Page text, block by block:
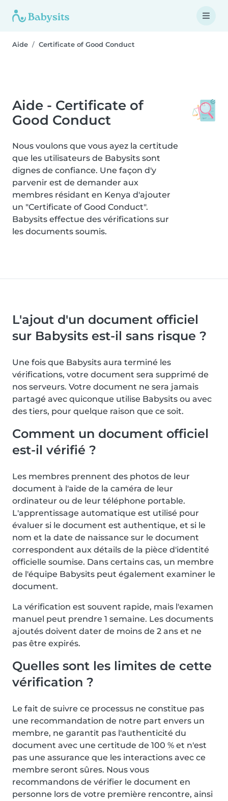
Aide Certificate of Good Conduct
Aide - Certificate of
Good Conduct
Nous voulons que vous ayez la certitude
que les utilisateurs de Babysits sont
dignes de confiance. Une façon d'y
parvenir est de demander aux
membres résidant en Kenya d'ajouter
un "Certificate of Good Conduct".
Babysits effectue des vérifications sur
les documents soumis.
L'ajout d'un document officiel
sur Babysits est-il sans risque ?
Une fois que Babysits aura terminé les
vérifications, votre document sera supprimé de
nos serveurs. Votre document ne sera jamais
partagé avec quiconque utilise Babysits ou avec
des tiers, pour quelque raison que ce soit.
Comment un document officiel
est-il vérifié ?
Les membres prennent des photos de leur
document à l'aide de la caméra de leur
ordinateur ou de leur téléphone portable.
L'apprentissage automatique est utilisé pour
évaluer si le document est authentique, et si le
nom et la date de naissance sur le document
correspondent aux détails de la pièce d'identité
officielle soumise. Dans certains cas, un membre
de l'équipe Babysits peut également examiner le
document.
La vérification est souvent rapide, mais l'examen
manuel peut prendre 1 semaine. Les documents
ajoutés doivent dater de moins de 2 ans et ne
pas être expirés.
Quelles sont les limites de cette
vérification ?
Le fait de suivre ce processus ne constitue pas
une recommandation de notre part envers un
membre, ne garantit pas l'authenticité du
document avec une certitude de 100 % et n'est
pas une assurance que les interactions avec ce
membre seront sûres. Nous vous
recommandons de vérifier le document en
personne lors de votre première rencontre, ainsi